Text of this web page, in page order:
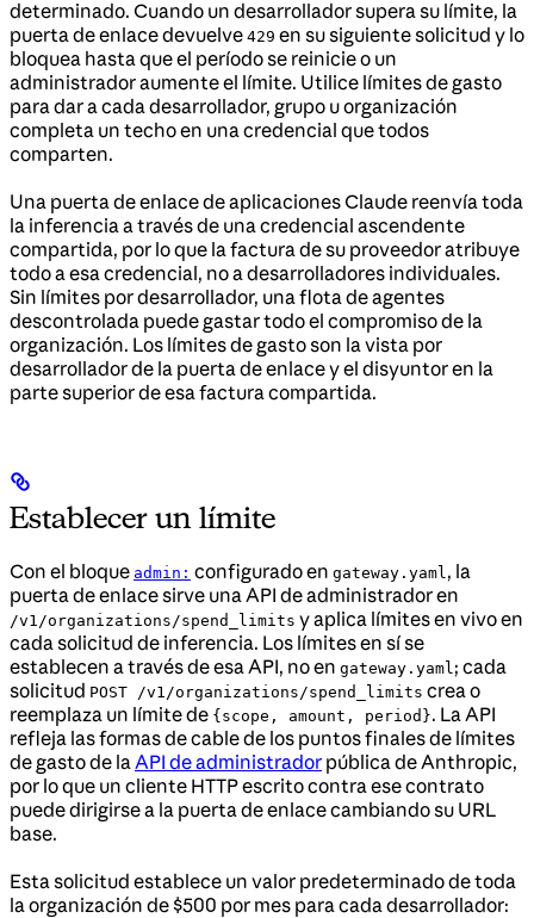
determinado. Cuando un desarrollador supera su límite, la
puerta de enlace devuelve 429 en su siguiente solicitud y lo
bloquea hasta que el período se reinicie o un
administrador aumente el límite. Utilice límites de gasto
para dar a cada desarrollador, grupo u organización
completa un techo en una credencial que todos
comparten.
Una puerta de enlace de aplicaciones Claude reenvía toda
la inferencia a través de una credencial ascendente
compartida, por lo que la factura de su proveedor atribuye
todo a esa credencial, no a desarrolladores individuales.
Sin límites por desarrollador, una flota de agentes
descontrolada puede gastar todo el compromiso de la
organización. Los límites de gasto son la vista por
desarrollador de la puerta de enlace y el disyuntor en la
parte superior de esa factura compartida.
Establecer un límite
Con el bloque admin: configurado en gateway.yaml , la
puerta de enlace sirve una API de administrador en
/v1/organizations/spend_limits y aplica límites en vivo en
cada solicitud de inferencia. Los límites en sí se
establecen a través de esa API, no en gateway.yaml ; cada
solicitud POST /v1/organizations/spend_limits crea o
reemplaza un límite de {scope, amount, period}. La API
refleja las formas de cable de los puntos finales de límites
de gasto de la API de administrador pública de Anthropic,
por lo que un cliente HTTP escrito contra ese contrato
puede dirigirse a la puerta de enlace cambiando su URL
base.
Esta solicitud establece un valor predeterminado de toda
la organización de $500 por mes para cada desarrollador: